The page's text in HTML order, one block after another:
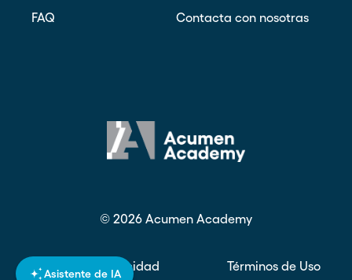
Asistente de IA
FAQ Contacta con nosotras
© 2026 Acumen Academy
Política de privacidad Términos de Uso